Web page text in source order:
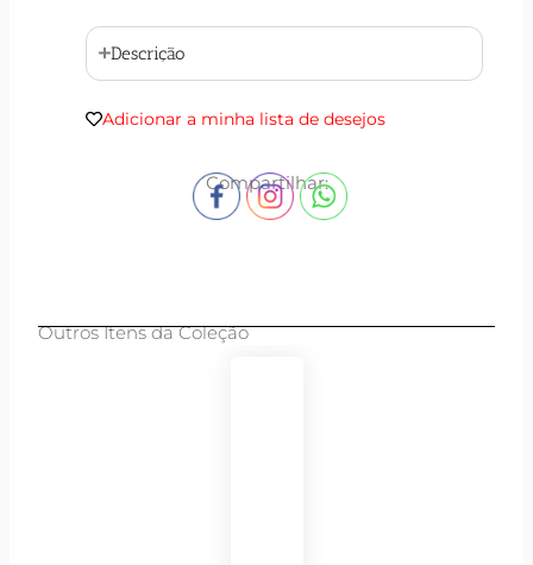
Descrição
Adicionar a minha lista de desejos
Compartilhar:
Outros Itens da Coleção